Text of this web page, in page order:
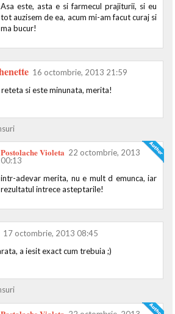
Asa este, asta e si farmecul prajiturii, si eu
tot auzisem de ea, acum mi-am facut curaj si
ma bucur!
16 octombrie, 2013 21:59
si este minunata, merita!
Postolache Violeta 22 octombrie, 2013
00:13
intr-adevar merita, nu e mult d emunca, iar
rezultatul intrece asteptarile!
17 octombrie, 2013 08:45
a iesit exact cum trebuia ;)